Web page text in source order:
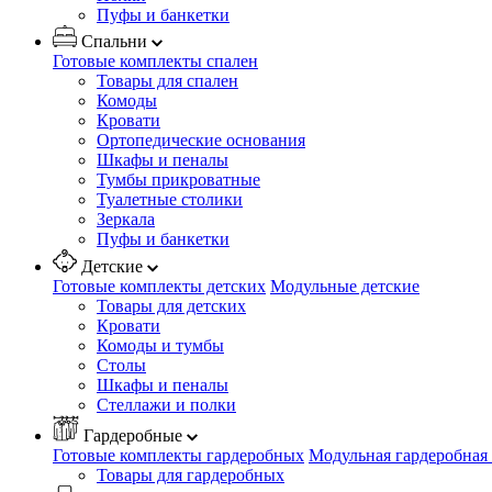
Пуфы и банкетки
Спальни
Готовые комплекты спален
Товары для спален
Комоды
Кровати
Ортопедические основания
Шкафы и пеналы
Тумбы прикроватные
Туалетные столики
Зеркала
Пуфы и банкетки
Детские
Готовые комплекты детских Модульные детские
Товары для детских
Кровати
Комоды и тумбы
Столы
Шкафы и пеналы
Стеллажи и полки
Гардеробные
Готовые комплекты гардеробных Модульная
Товары для гардеробных